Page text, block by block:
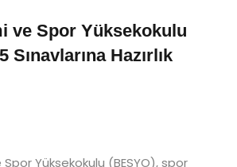
ve Spor Yüksekokulu
Sınavlarına Hazırlık
Yüksekokulu (BESYO), spor